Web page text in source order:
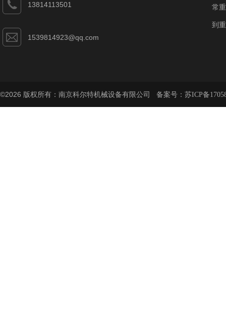
13814113501
1539814923@qq.com
常
到
©2026 版权所有：南京科尔特机械设备有限公司 备案号： 苏ICP备